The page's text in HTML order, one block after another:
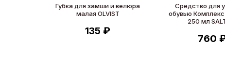
Губка для замши и велюра
малая OLVIST
135 ₽
Средство для
обувью Комплекс
250 мл
760